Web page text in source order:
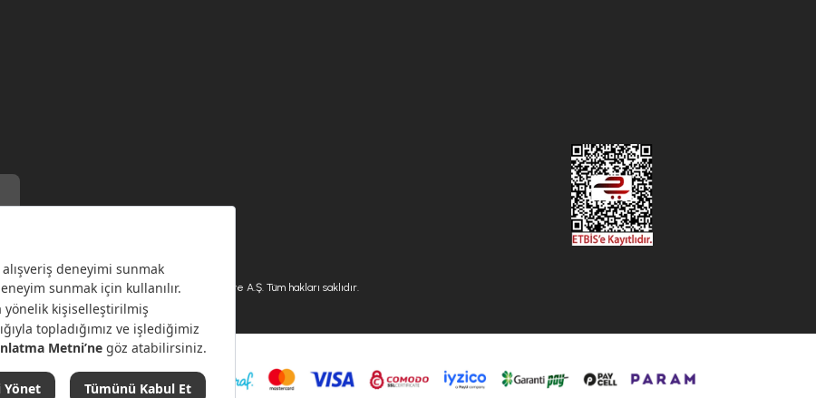
Karaca.com © 2026 - Karaca Züccaciye A.Ş. Tüm hakları saklıdır.